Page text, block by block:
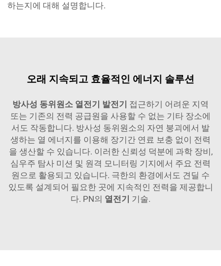
하는지에 대해 설명합니다.
오래 지속되고 효율적인 에너지 솔루션
방사성 동위원소 열전기 발전기 접근하기 어려운 지역
또는 기존의 전력 공급원을 사용할 수 없는 기타 장소에
서도 작동합니다. 방사성 동위원소의 자연 붕괴에서 발
생하는 열 에너지를 이용해 장기간 연료 보충 없이 전력
을 생산할 수 있습니다. 이러한 신뢰성 덕분에 과학 장비,
심우주 탐사 미션 및 원격 모니터링 기지에서 주요 전력
원으로 활용되고 있습니다. 극한의 환경에서도 견딜 수
있도록 설계되어 필요한 곳에 지속적인 전력을 제공합니
다. PN의 열전기 기술.